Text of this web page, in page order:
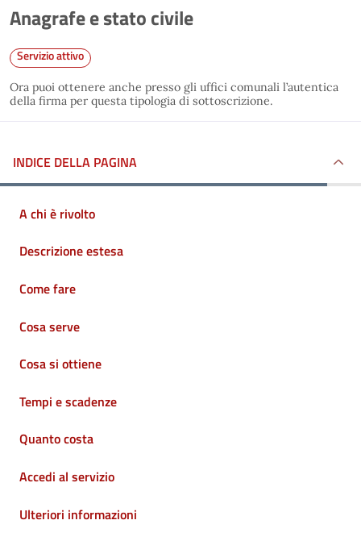
Anagrafe e stato civile
Servizio attivo
Ora puoi ottenere anche presso gli uffici comunali l’autentica
della firma per questa tipologia di sottoscrizione.
INDICE DELLA PAGINA
A chi è rivolto
Descrizione estesa
Come fare
Cosa serve
Cosa si ottiene
Tempi e scadenze
Quanto costa
Accedi al servizio
Ulteriori informazioni